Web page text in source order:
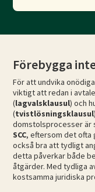
Förebygga
För att undvika
viktigt att redan i
(lagvalsklausul) och
(tvistlösningsklausul
domstolsprocesser är
SCC, eftersom det ofta
också bra att tydligt
detta påverkar både
åtgärder. Med tydliga
kostsamma juridiska